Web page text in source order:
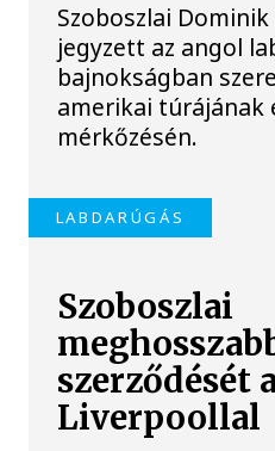
Szoboszlai
jegyzett az angol
bajnokságban
amerikai túrájának
mérkőzésén.
LABDARÚGÁS
Szoboszlai
szerződését
Liverpoollal